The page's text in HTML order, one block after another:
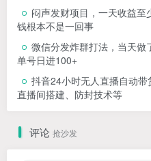
闷声发财项目，一天收益
钱根本不是一回事
微信分发炸群打法，当天
单号日进100+
抖音24小时无人直播自动
直播间搭建、防封技术等
评论 抢沙发